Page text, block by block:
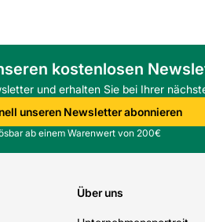
kostenlosen
und erhalten Sie bei Ihrer
unseren Newsletter abonnieren
ab einem Warenwert von 200€
Über uns